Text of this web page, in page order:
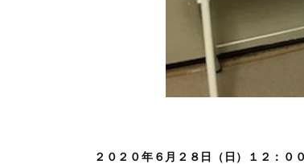
２０２０年６月２８日（日）１２：